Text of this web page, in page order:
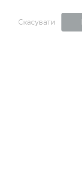
Скасувати